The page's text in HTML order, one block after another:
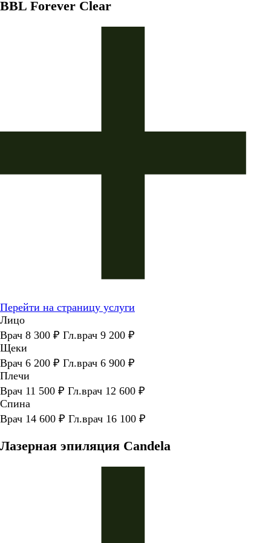
BBL Forever Clear
Перейти на страницу услуги
Лицо
Врач 8 300 ₽ Гл.врач 9 200 ₽
Щеки
Врач 6 200 ₽ Гл.врач 6 900 ₽
Плечи
Врач 11 500 ₽ Гл.врач 12 600 ₽
Спина
Врач 14 600 ₽ Гл.врач 16 100 ₽
Лазерная эпиляция Candela